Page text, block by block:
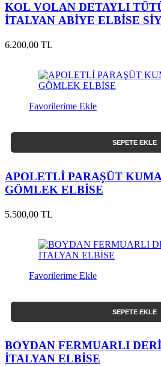
KOL VOLAN DETAYLI
İTALYAN ABİYE ELBİSE
6.200,00 TL
Favorilerime Ekle
SEPETE EKLE
APOLETLİ PARAŞÜT
GÖMLEK ELBİSE
5.500,00 TL
Favorilerime Ekle
SEPETE EKLE
BOYDAN FERMUARLI
İTALYAN ELBİSE